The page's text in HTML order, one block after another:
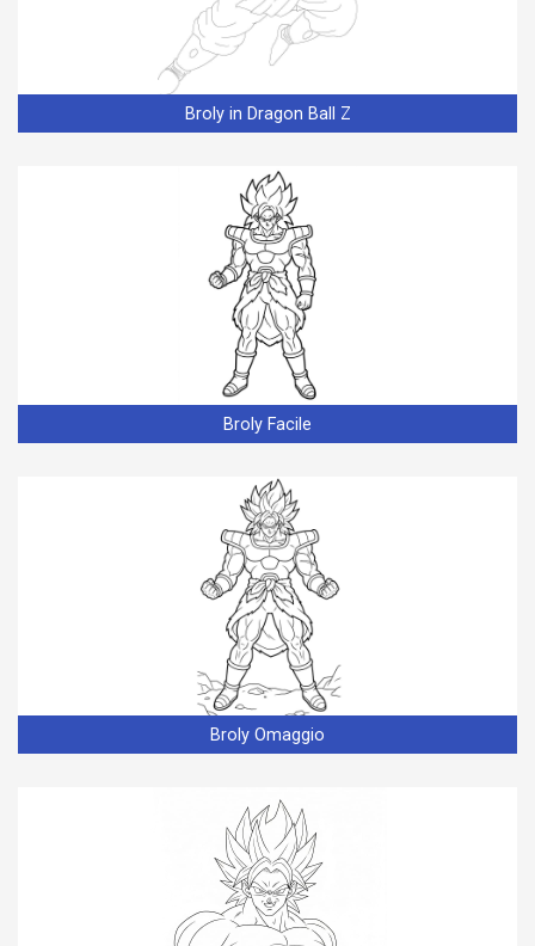
Broly in Dragon Ball Z
Broly Facile
Broly Omaggio